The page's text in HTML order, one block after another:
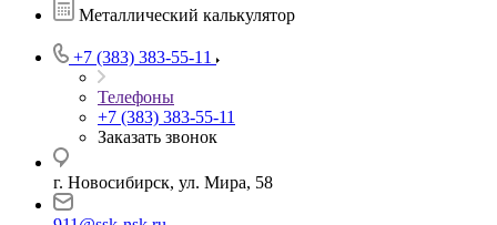
Металлический калькулятор
+7 (383) 383-55-11
Телефоны
+7 (383) 383-55-11
Заказать звонок
г. Новосибирск, ул. Мира, 58